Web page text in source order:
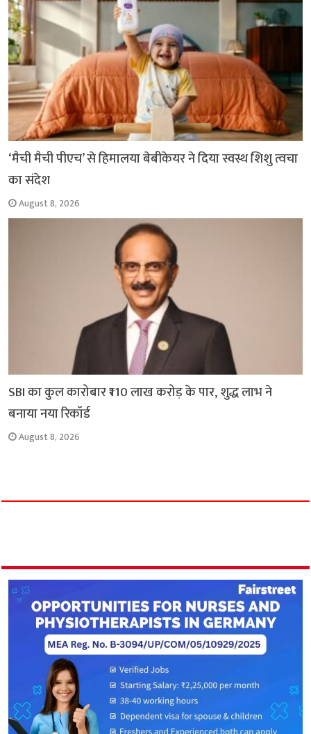
‘मैची मैची पीएच’ से हिमालया बेबीकेयर ने दिया स्वस्थ शिशु त्वचा
का संदेश
August 8, 2026
SBI का कुल कारोबार ₹110 लाख करोड़ के पार, शुद्ध लाभ ने
बनाया नया रिकॉर्ड
August 8, 2026